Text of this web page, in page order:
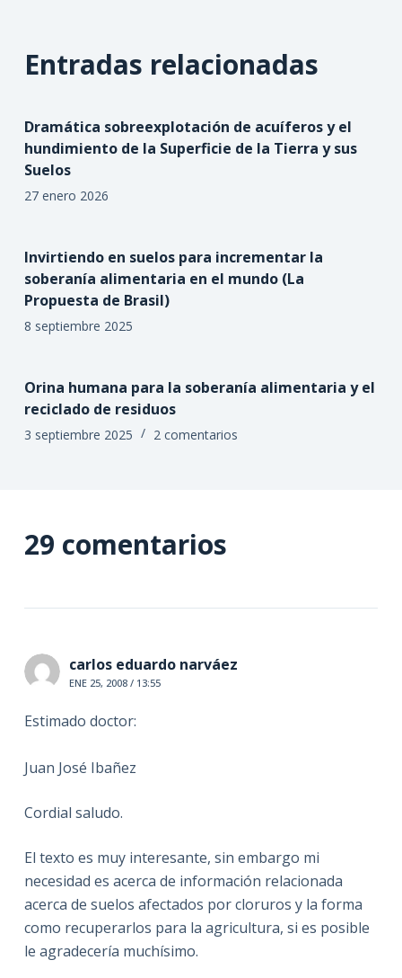
Entradas relacionadas
Dramática sobreexplotación de acuíferos y el
hundimiento de la Superficie de la Tierra y sus
Suelos
27 enero 2026
Invirtiendo en suelos para incrementar la
soberanía alimentaria en el mundo (La
Propuesta de Brasil)
8 septiembre 2025
Orina humana para la soberanía alimentaria y el
reciclado de residuos
3 septiembre 2025 2 comentarios
29 comentarios
carlos eduardo narváez
ENE 25, 2008 / 13:55
Estimado doctor:
Juan José Ibañez
Cordial saludo.
El texto es muy interesante, sin embargo mi
necesidad es acerca de información relacionada
acerca de suelos afectados por cloruros y la forma
como recuperarlos para la agricultura, si es posible
le agradecería muchísimo.